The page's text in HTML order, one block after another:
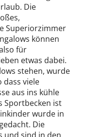
Die
Superiorzimmer
können
für
etwas dabei.
stehen, wurde
dass viele
aus ins kühle
Sportbecken ist
wurde in
Die